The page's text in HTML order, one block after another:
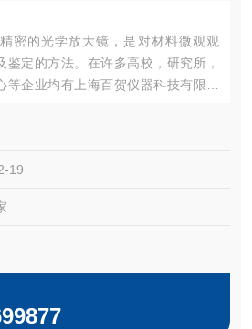
密的光学放大镜，是对材料微观观
鉴定的方法。在许多高校，研究所，
企业均有上海百贺仪器科技有限公
19